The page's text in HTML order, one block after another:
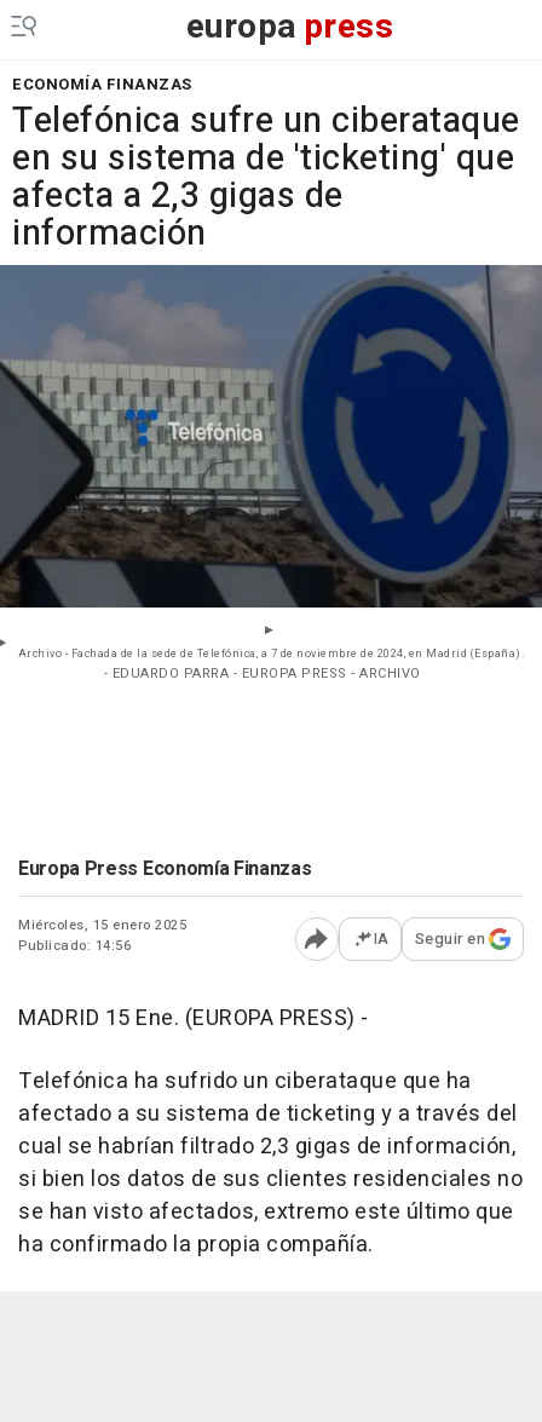
europa press
ECONOMÍA FINANZAS
Telefónica sufre un ciberataque
en su sistema de 'ticketing' que
afecta a 2,3 gigas de
información
Archivo - Fachada de la sede de Telefónica, a 7 de noviembre de 2024, en Madrid (España).
- EDUARDO PARRA - EUROPA PRESS - ARCHIVO
Europa Press Economía Finanzas
Miércoles, 15 enero 2025
Publicado: 14:56
Abrir opciones para
IA Seguir en
MADRID 15 Ene. (EUROPA PRESS) -
Telefónica ha sufrido un ciberataque que ha
afectado a su sistema de ticketing y a través del
cual se habrían filtrado 2,3 gigas de información,
si bien los datos de sus clientes residenciales no
se han visto afectados, extremo este último que
ha confirmado la propia compañía.